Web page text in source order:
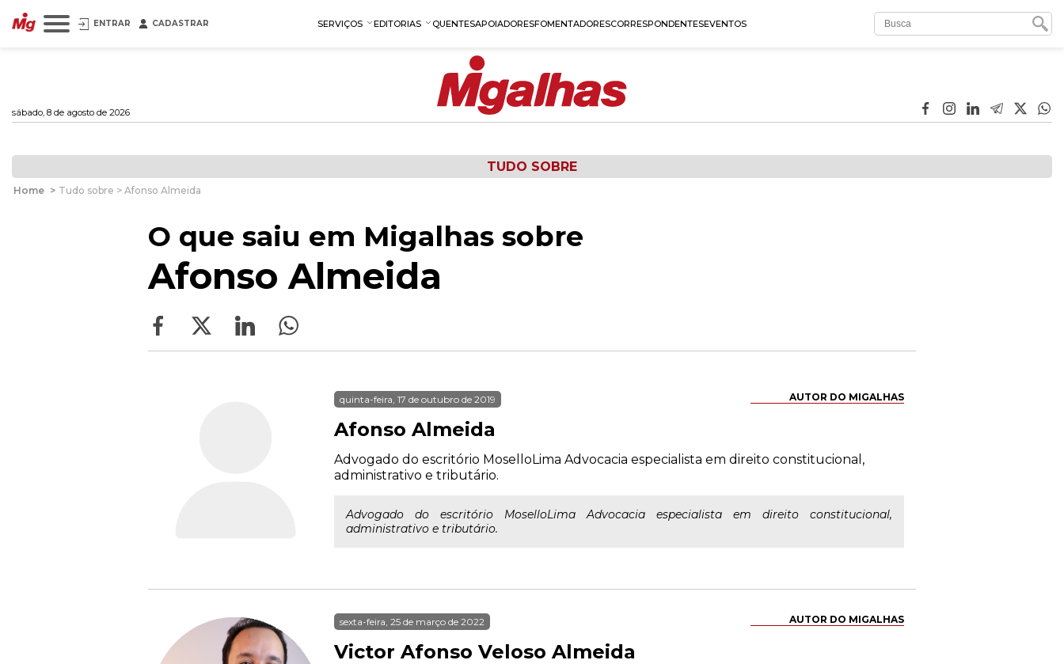
ENTRAR CADASTRAR SERVIÇOS EDITORIAS QUENTESAPOIADORESFOMENTADORESCORRESPONDENTESEVENTOS
sábado, 8 de agosto de 2026
TUDO SOBRE
Home > Tudo sobre > Afonso Almeida
O que saiu em Migalhas sobre
Afonso Almeida
AUTOR DO MIGALHAS
quinta-feira, 17 de outubro de 2019
Afonso Almeida
Advogado do escritório MoselloLima Advocacia especialista em direito constitucional,
administrativo e tributário.
Advogado do escritório MoselloLima Advocacia especialista em direito constitucional,
administrativo e tributário.
AUTOR DO MIGALHAS
sexta-feira, 25 de março de 2022
Victor Afonso Veloso Almeida